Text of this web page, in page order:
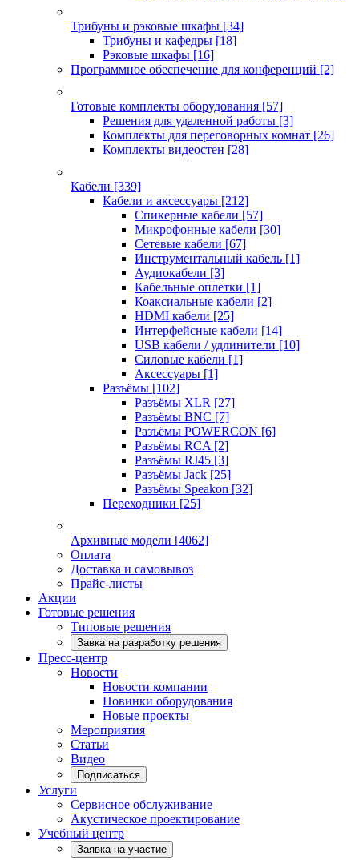
Трибуны и рэковые шкафы [34]
Трибуны и кафедры [18]
Рэковые шкафы [16]
Программное обеспечение для конференций [2]
Готовые комплекты оборудования [57]
Решения для удаленной работы [3]
Комплекты для переговорных комнат [26]
Комплекты видеостен [28]
Кабели [339]
Кабели и аксессуары [212]
Спикерные кабели [57]
Микрофонные кабели [30]
Сетевые кабели [67]
Инструментальный кабель [1]
Аудиокабели [3]
Кабельные оплетки [1]
Коаксиальные кабели [2]
HDMI кабели [25]
Интерфейсные кабели [14]
USB кабели / удлинители [10]
Силовые кабели [1]
Аксессуары [1]
Разъёмы [102]
Разъёмы XLR [27]
Разъёмы BNC [7]
Разъёмы POWERCON [6]
Разъёмы RCA [2]
Разъёмы RJ45 [3]
Разъёмы Jack [25]
Разъёмы Speakon [32]
Переходники [25]
Архивные модели [4062]
Оплата
Доставка и самовывоз
Прайс-листы
Акции
Готовые решения
Типовые решения
Завка на разработку решения
Пресс-центр
Новости
Новости компании
Новинки оборудования
Новые проекты
Мероприятия
Статьи
Видео
Подписаться
Услуги
Сервисное обслуживание
Акустическое проектирование
Учебный центр
Заявка на участие